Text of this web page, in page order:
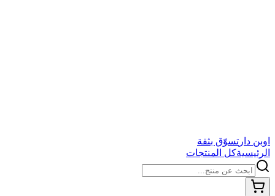
اوبن دار تسوّق بثقة
الرئيسيةكل المنتجات